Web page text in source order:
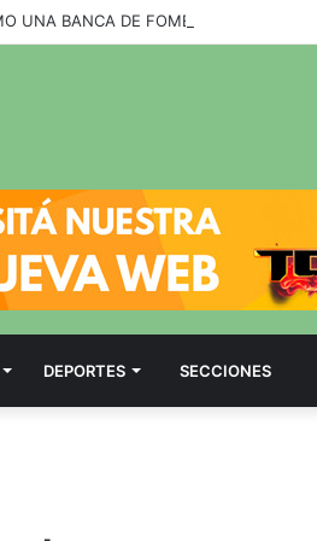
DEPORTES SECCIONES